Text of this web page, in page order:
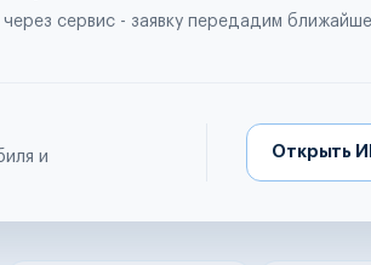
сервис - заявку передадим
и
Открыть